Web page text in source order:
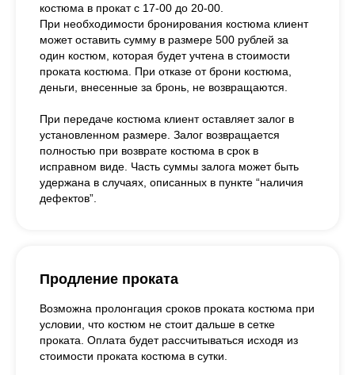
костюма в прокат с 17-00 до 20-00.
При необходимости бронирования костюма клиент
может оставить сумму в размере 500 рублей за
один костюм, которая будет учтена в стоимости
проката костюма. При отказе от брони костюма,
деньги, внесенные за бронь, не возвращаются.
При передаче костюма клиент оставляет залог в
установленном размере. Залог возвращается
полностью при возврате костюма в срок в
исправном виде. Часть суммы залога может быть
удержана в случаях, описанных в пункте “наличия
дефектов”.
Продление проката
Возможна пролонгация сроков проката костюма при
условии, что костюм не стоит дальше в сетке
проката. Оплата будет рассчитываться исходя из
стоимости проката костюма в сутки.